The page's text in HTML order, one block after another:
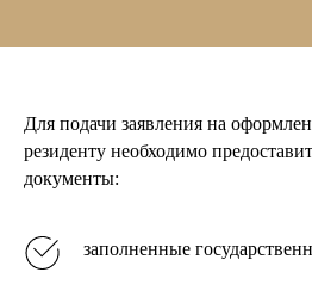
Для подачи заявления на
резиденту необходимо
документы:
заполненные